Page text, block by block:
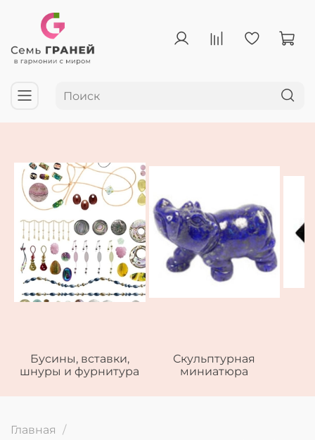
Бусины, вставки,
шнуры и фурнитура
Скульптурная
миниатюра
Главная